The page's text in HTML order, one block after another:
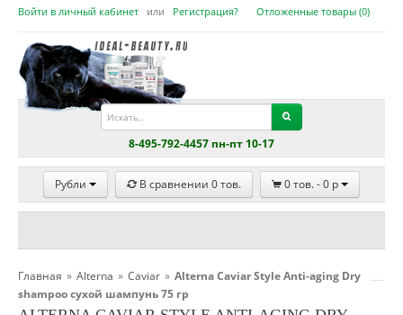
Войти в личный кабинет или Регистрация? Отложенные товары (0)
8-495-792-4457 пн-пт 10-17
Рубли В сравнении 0тов. 0тов. -0 p
Главная » Alterna » Caviar » Alterna Caviar Style Anti-aging Dry
shampoo сухой шампунь 75 гр